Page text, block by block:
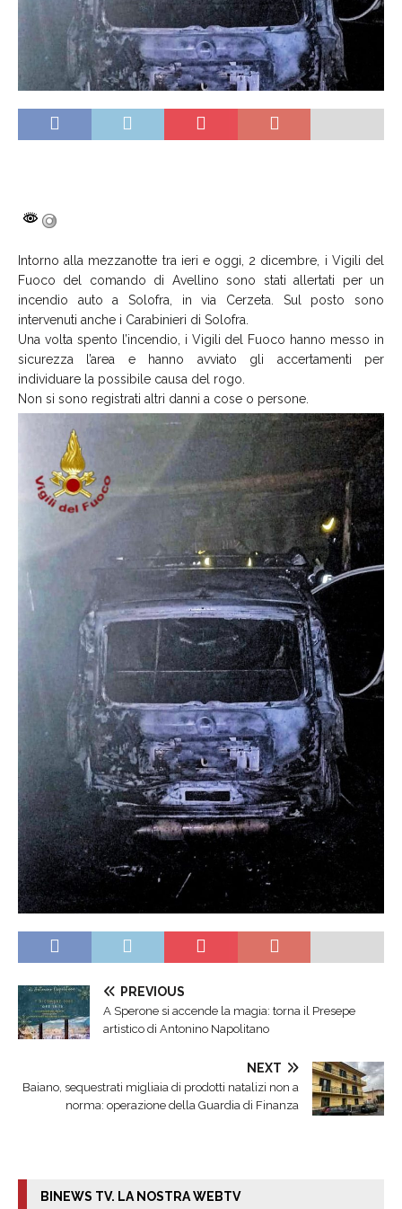
Intorno alla mezzanotte tra ieri e oggi, 2 dicembre, i Vigili del
Fuoco del comando di Avellino sono stati allertati per un
incendio auto a Solofra, in via Cerzeta. Sul posto sono
intervenuti anche i Carabinieri di Solofra.
Una volta spento l’incendio, i Vigili del Fuoco hanno messo in
sicurezza l’area e hanno avviato gli accertamenti per
individuare la possibile causa del rogo.
Non si sono registrati altri danni a cose o persone.
PREVIOUS
A Sperone si accende la magia: torna il Presepe
artistico di Antonino Napolitano
NEXT
Baiano, sequestrati migliaia di prodotti natalizi non a
norma: operazione della Guardia di Finanza
BINEWS TV. LA NOSTRA WEBTV